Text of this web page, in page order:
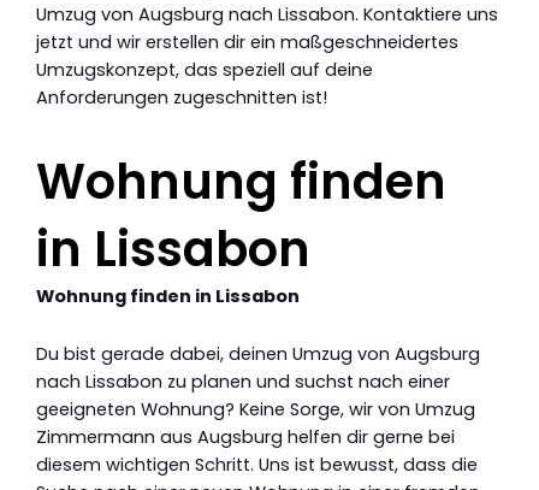
Umzug von Augsburg nach Lissabon. Kontaktiere uns
jetzt und wir erstellen dir ein maßgeschneidertes
Umzugskonzept, das speziell auf deine
Anforderungen zugeschnitten ist!
Wohnung finden
in Lissabon
Wohnung finden in Lissabon
Du bist gerade dabei, deinen Umzug von Augsburg
nach Lissabon zu planen und suchst nach einer
geeigneten Wohnung? Keine Sorge, wir von Umzug
Zimmermann aus Augsburg helfen dir gerne bei
diesem wichtigen Schritt. Uns ist bewusst, dass die